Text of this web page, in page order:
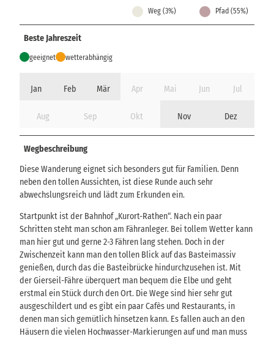
Weg (3%)
Pfad (55%)
Beste Jahreszeit
geeignet wetterabhängig
Jan Feb Mär Apr Mai Jun Jul
Aug Sep Okt Nov Dez
Wegbeschreibung
Diese Wanderung eignet sich besonders gut für Familien. Denn
neben den tollen Aussichten, ist diese Runde auch sehr
abwechslungsreich und lädt zum Erkunden ein.
Startpunkt ist der Bahnhof „Kurort-Rathen“. Nach ein paar
Schritten steht man schon am Fähranleger. Bei tollem Wetter kann
man hier gut und gerne 2-3 Fähren lang stehen. Doch in der
Zwischenzeit kann man den tollen Blick auf das Basteimassiv
genießen, durch das die Basteibrücke hindurchzusehen ist. Mit
der Gierseil-Fähre überquert man bequem die Elbe und geht
erstmal ein Stück durch den Ort. Die Wege sind hier sehr gut
ausgeschildert und es gibt ein paar Cafès und Restaurants, in
denen man sich gemütlich hinsetzen kann. Es fallen auch an den
Häusern die vielen Hochwasser-Markierungen auf und man muss